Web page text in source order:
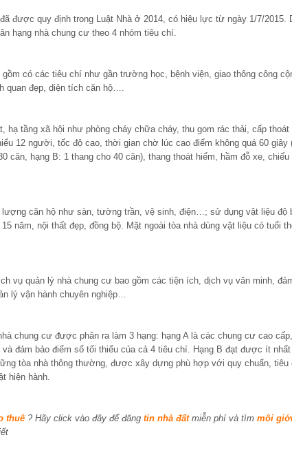
được quy định trong Luật Nhà ở 2014, có hiệu lực từ ngày 1/7/2015.
hạng nhà chung cư theo 4 nhóm tiêu chí.
có các tiêu chí như gần trường học, bệnh viện, giao thông công
quan đẹp, diện tích căn hộ….
hạ tầng xã hội như phòng cháy chữa cháy, thu gom rác thải, cấp
12 người, tốc độ cao, thời gian chờ lúc cao điểm không quá 60 giây
căn, hạng B: 1 thang cho 40 căn), thang thoát hiểm, hầm đỗ xe, chiếu
căn hộ như sàn, tường trần, vệ sinh, điện…; sử dụng vật liệu độ
năm, nội thất đẹp, đồng bộ. Mặt ngoài tòa nhà dùng vật liệu có tuổi
vụ quản lý nhà chung cư bao gồm các tiện ích, dịch vụ văn minh,
lý vận hành chuyên nghiệp…
chung cư được phân ra làm 3 hạng: hạng A là các chung cư cao
đảm bảo điểm số tối thiểu của cả 4 tiêu chí. Hạng B đạt được ít
tòa nhà thông thường, được xây dựng phù hợp với quy chuẩn, tiêu
hiện hành.
thuê ? Hãy click vào đây để đăng tin nhà đấtmiễn phí và tìm môi